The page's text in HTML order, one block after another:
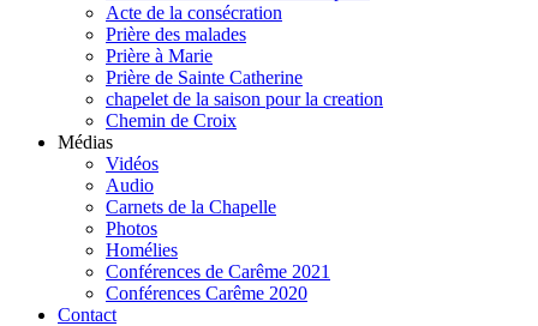
Acte de la consécration
Prière des malades
Prière à Marie
Prière de Sainte Catherine
chapelet de la saison pour la creation
Chemin de Croix
Médias
Vidéos
Audio
Carnets de la Chapelle
Photos
Homélies
Conférences de Carême 2021
Conférences Carême 2020
Contact